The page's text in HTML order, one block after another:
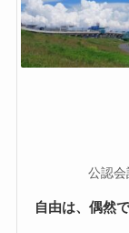
公認
自由は、偶然